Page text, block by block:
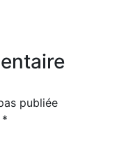
publiée
*